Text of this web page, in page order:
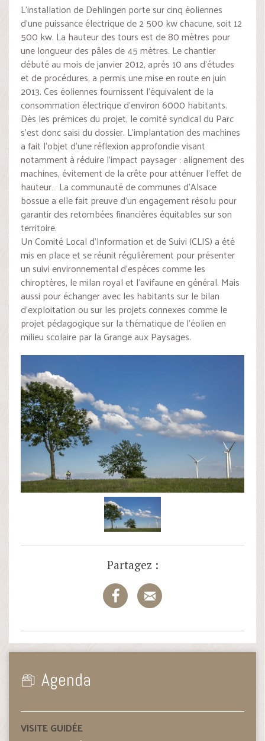
L’installation de Dehlingen porte sur cinq éoliennes
d’une puissance électrique de 2 500 kw chacune, soit 12
500 kw. La hauteur des tours est de 80 mètres pour
une longueur des pâles de 45 mètres. Le chantier
débuté au mois de janvier 2012, après 10 ans d’études
et de procédures, a permis une mise en route en juin
2013. Ces éoliennes fournissent l’équivalent de la
consommation électrique d’environ 6000 habitants.
Dès les prémices du projet, le comité syndical du Parc
s’est donc saisi du dossier. L’implantation des machines
a fait l’objet d’une réflexion approfondie visant
notamment à réduire l’impact paysager : alignement des
machines, évitement de la crête pour atténuer l’effet de
hauteur… La communauté de communes d’Alsace
bossue a elle fait preuve d’un engagement résolu pour
garantir des retombées financières équitables sur son
territoire.
Un Comité Local d’Information et de Suivi (CLIS) a été
mis en place et se réunit régulièrement pour présenter
un suivi environnemental d’espèces comme les
chiroptères, le milan royal et l’avifaune en général. Mais
aussi pour échanger avec les habitants sur le bilan
d’exploitation ou sur les projets connexes comme le
projet pédagogique sur la thématique de l’éolien en
milieu scolaire par la Grange aux Paysages.
Partagez :
Agenda
VISITE GUIDÉE